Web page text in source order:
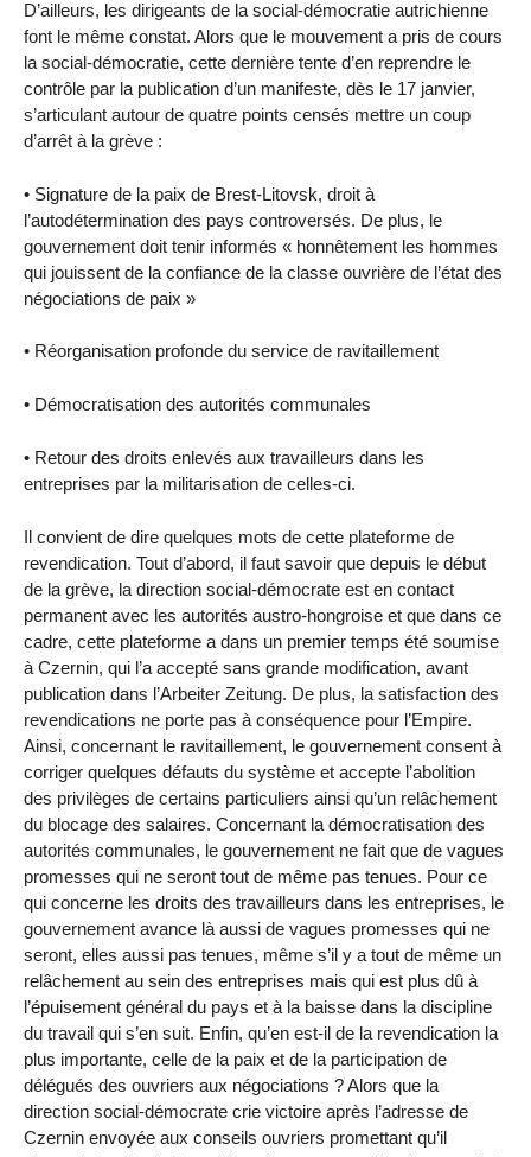
D’ailleurs, les dirigeants de la social-démocratie autrichienne
font le même constat. Alors que le mouvement a pris de cours
la social-démocratie, cette dernière tente d’en reprendre le
contrôle par la publication d’un manifeste, dès le 17 janvier,
s’articulant autour de quatre points censés mettre un coup
d’arrêt à la grève :
• Signature de la paix de Brest-Litovsk, droit à
l’autodétermination des pays controversés. De plus, le
gouvernement doit tenir informés « honnêtement les hommes
qui jouissent de la confiance de la classe ouvrière de l’état des
négociations de paix »
• Réorganisation profonde du service de ravitaillement
• Démocratisation des autorités communales
• Retour des droits enlevés aux travailleurs dans les
entreprises par la militarisation de celles-ci.
Il convient de dire quelques mots de cette plateforme de
revendication. Tout d’abord, il faut savoir que depuis le début
de la grève, la direction social-démocrate est en contact
permanent avec les autorités austro-hongroise et que dans ce
cadre, cette plateforme a dans un premier temps été soumise
à Czernin, qui l’a accepté sans grande modification, avant
publication dans l’Arbeiter Zeitung. De plus, la satisfaction des
revendications ne porte pas à conséquence pour l’Empire.
Ainsi, concernant le ravitaillement, le gouvernement consent à
corriger quelques défauts du système et accepte l’abolition
des privilèges de certains particuliers ainsi qu’un relâchement
du blocage des salaires. Concernant la démocratisation des
autorités communales, le gouvernement ne fait que de vagues
promesses qui ne seront tout de même pas tenues. Pour ce
qui concerne les droits des travailleurs dans les entreprises, le
gouvernement avance là aussi de vagues promesses qui ne
seront, elles aussi pas tenues, même s’il y a tout de même un
relâchement au sein des entreprises mais qui est plus dû à
l’épuisement général du pays et à la baisse dans la discipline
du travail qui s’en suit. Enfin, qu’en est-il de la revendication la
plus importante, celle de la paix et de la participation de
délégués des ouvriers aux négociations ? Alors que la
direction social-démocrate crie victoire après l’adresse de
Czernin envoyée aux conseils ouvriers promettant qu’il